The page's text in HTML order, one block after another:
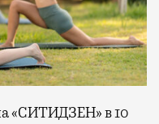
«СИТИДЗЕН» в 10